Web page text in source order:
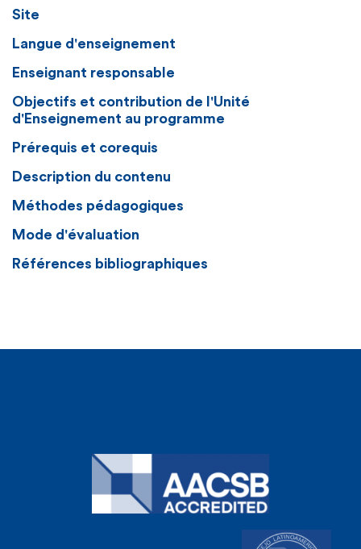
Site
Langue d'enseignement
Enseignant responsable
Objectifs et contribution de l'Unité
d'Enseignement au programme
Prérequis et corequis
Description du contenu
Méthodes pédagogiques
Mode d'évaluation
Références bibliographiques